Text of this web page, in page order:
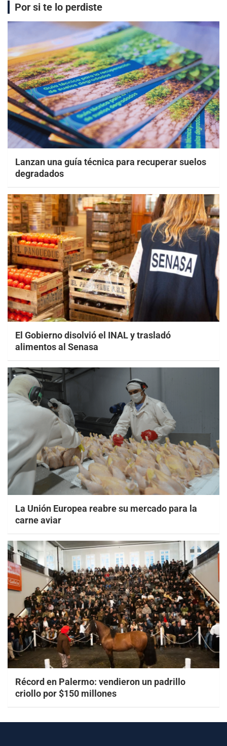
Por si te lo perdiste
Lanzan una guía técnica para recuperar suelos
degradados
El Gobierno disolvió el INAL y trasladó
alimentos al Senasa
La Unión Europea reabre su mercado para la
carne aviar
Récord en Palermo: vendieron un padrillo
criollo por $150 millones